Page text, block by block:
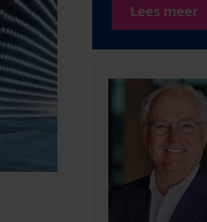
Lees meer